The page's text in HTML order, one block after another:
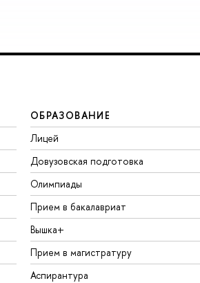
ОБРАЗОВАНИЕ
Лицей
Довузовская подготовка
Олимпиады
Прием в бакалавриат
Вышка+
Прием в магистратуру
Аспирантура